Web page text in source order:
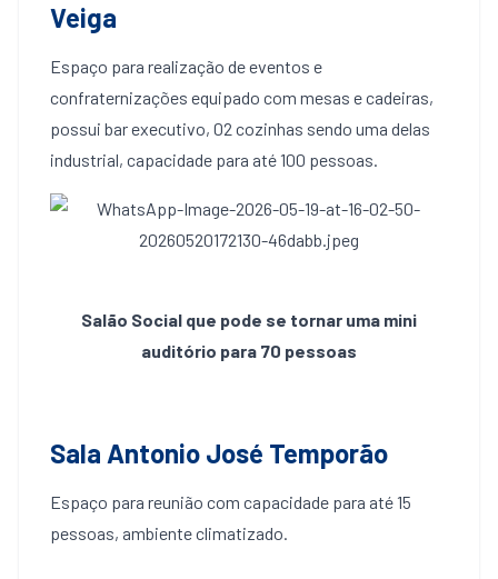
Veiga
Espaço para realização de eventos e
confraternizações equipado com mesas e cadeiras,
possui bar executivo, 02 cozinhas sendo uma delas
industrial, capacidade para até 100 pessoas.
Salão Social que pode se tornar uma mini
auditório para 70 pessoas
Sala Antonio José Temporão
Espaço para reunião com capacidade para até 15
pessoas, ambiente climatizado.